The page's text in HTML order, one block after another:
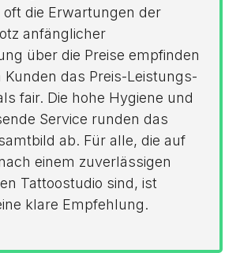
die Erwartungen der
anfänglicher
über die Preise empfinden
Kunden das Preis-Leistungs-
fair. Die hohe Hygiene und
Service runden das
ab. Für alle, die auf
einem zuverlässigen
Tattoostudio sind, ist
klare Empfehlung.